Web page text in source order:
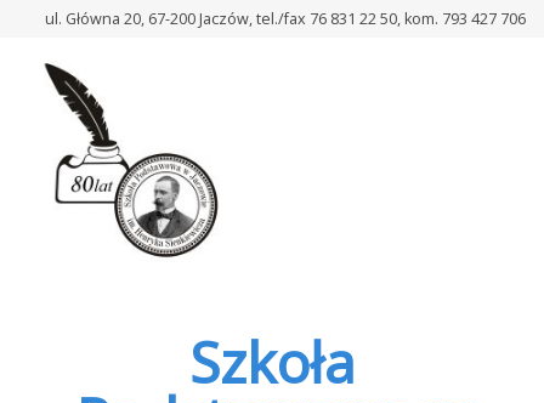
Szkoła
Jaczowie
ul. Główna 20, 67-200 Jaczów, tel./fax 76 831 22 50, kom. 793 427 706
Szkoła